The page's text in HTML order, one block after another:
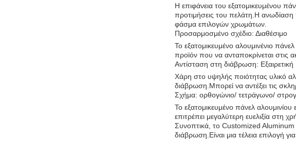
Η επιφάνεια του εξατομικευμένου
προτιμήσεις του πελάτη.Η ανωδίαση
φάσμα επιλογών χρωμάτων.
Προσαρμοσμένο σχέδιο: Διαθέσιμο
Το εξατομικευμένο αλουμινένιο
προϊόν που να ανταποκρίνεται στις
Αντίσταση στη διάβρωση: Εξαιρετική
Χάρη στο υψηλής ποιότητας υλικό
διάβρωση.Μπορεί να αντέξει τις
Σχήμα: ορθογώνιο/ τετράγωνο/
Το εξατομικευμένο πάνελ
επιτρέπει μεγαλύτερη ευελιξία στη
Συνοπτικά, το Customized Aluminum
διάβρωση.Είναι μια τέλεια επιλογή